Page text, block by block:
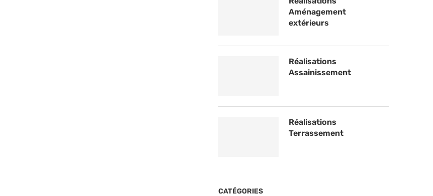
Aménagement
extérieurs
Réalisations
Assainissement
Réalisations
Terrassement
CATÉGORIES